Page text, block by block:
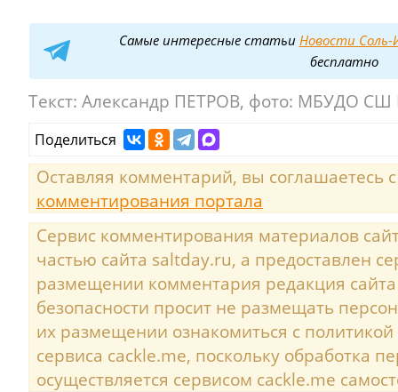
Самые интересные статьи Новости Соль-
бесплатно
Текст: Александр ПЕТРОВ, фото: МБУДО
Поделиться
Оставляя комментарий, вы соглашаетесь
комментирования портала
Сервис комментирования материалов
частью сайта saltday.ru, а предоставлен
размещении комментария редакция
безопасности просит не размещать
их размещении ознакомиться с
сервиса cackle.me, поскольку обработка
осуществляется сервисом cackle.me